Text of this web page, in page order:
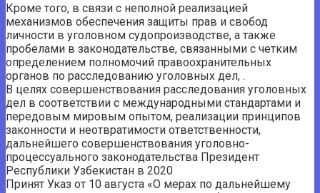
Кроме того, в связи с неполной реализацией
механизмов обеспечения защиты прав и свобод
личности в уголовном судопроизводстве, а также
пробелами в законодательстве, связанными с четким
определением полномочий правоохранительных
органов по расследованию уголовных дел, .
В целях совершенствования расследования уголовных
дел в соответствии с международными стандартами и
передовым мировым опытом, реализации принципов
законности и неотвратимости ответственности,
дальнейшего совершенствования уголовно-
процессуального законодательства Президент
Республики Узбекистан в 2020
Принят Указ от 10 августа «О мерах по дальнейшему